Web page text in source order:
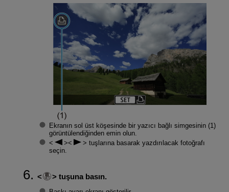
Ekranın sol üst köşesinde bir yazıcı bağlı simgesinin (1)
görüntülendiğinden emin olun.
tuşlarına basarak yazdırılacak fotoğrafı
seçin.
tuşuna basın.